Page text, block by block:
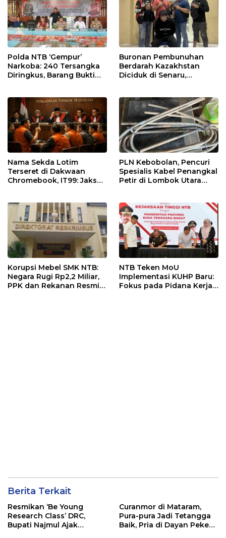
Polda NTB ‘Gempur’
Narkoba: 240 Tersangka
Diringkus, Barang Bukti
Buronan Pembunuhan
Berdarah Kazakhstan
Diciduk di Senaru,
Nama Sekda Lotim
Terseret di Dakwaan
Chromebook, IT99: Jaksa
PLN Kebobolan, Pencuri
Spesialis Kabel Penangkal
Petir di Lombok Utara
Korupsi Mebel SMK NTB:
Negara Rugi Rp2,2 Miliar,
PPK dan Rekanan Resmi
NTB Teken MoU
Implementasi KUHP Baru:
Fokus pada Pidana Kerja
Berita Terkait
Resmikan ‘Be Young
Research Class’ DRC,
Bupati Najmul Ajak
Curanmor di Mataram,
Pura-pura Jadi Tetangga
Baik, Pria di Dayan Peken